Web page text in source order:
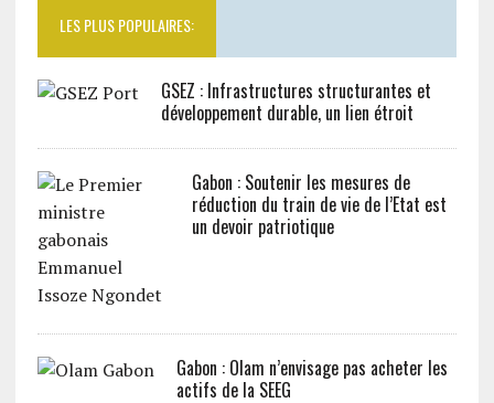
LES PLUS POPULAIRES:
GSEZ : Infrastructures structurantes et
développement durable, un lien étroit
Gabon : Soutenir les mesures de
réduction du train de vie de l’Etat est
un devoir patriotique
Gabon : Olam n’envisage pas acheter les
actifs de la SEEG